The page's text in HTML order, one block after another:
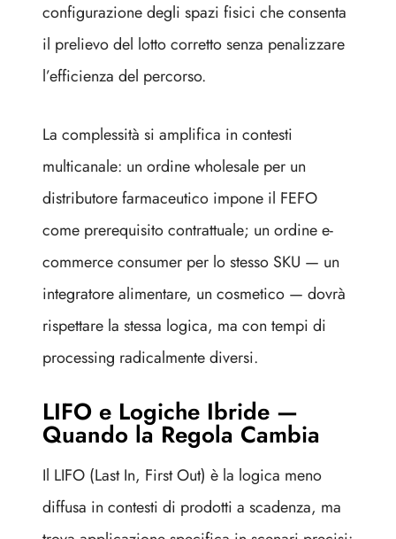
configurazione degli spazi fisici che consenta
il prelievo del lotto corretto senza penalizzare
l’efficienza del percorso.
La complessità si amplifica in contesti
multicanale: un ordine wholesale per un
distributore farmaceutico impone il FEFO
come prerequisito contrattuale; un ordine e-
commerce consumer per lo stesso SKU — un
integratore alimentare, un cosmetico — dovrà
rispettare la stessa logica, ma con tempi di
processing radicalmente diversi.
LIFO e Logiche Ibride —
Quando la Regola Cambia
Il LIFO (Last In, First Out) è la logica meno
diffusa in contesti di prodotti a scadenza, ma